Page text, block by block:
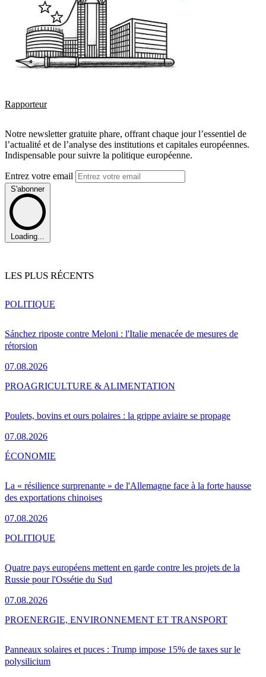
Rapporteur
Notre newsletter gratuite phare, offrant chaque jour l’essentiel de
l’actualité et de l’analyse des institutions et capitales européennes.
Indispensable pour suivre la politique européenne.
Entrez votre email
S'abonner
Loading...
LES PLUS RÉCENTS
Sánchez riposte contre Meloni : l'Italie menacée de mesures de
rétorsion
07.08.2026
POLITIQUE
Poulets, bovins et ours polaires : la grippe aviaire se propage
07.08.2026
PROAGRICULTURE & ALIMENTATION
La « résilience surprenante » de l'Allemagne face à la forte hausse
des exportations chinoises
07.08.2026
ÉCONOMIE
Quatre pays européens mettent en garde contre les projets de la
Russie pour l'Ossétie du Sud
07.08.2026
POLITIQUE
Panneaux solaires et puces : Trump impose 15% de taxes sur le
polysilicium
PROENERGIE, ENVIRONNEMENT ET TRANSPORT